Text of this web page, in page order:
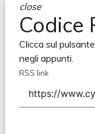
close
Codice
Clicca sul
negli appunti.
RSS link